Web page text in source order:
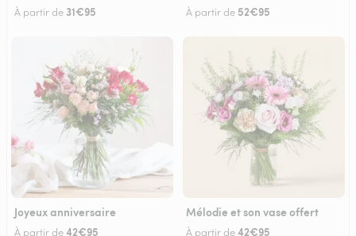
À partir de 31€95 À partir de 52€95
Joyeux anniversaire
À partir de42€95
Mélodie et son vase offert
À partir de42€95